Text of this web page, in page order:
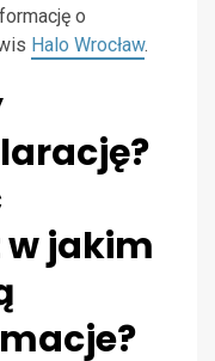
o
Halo Wrocław.
jakim